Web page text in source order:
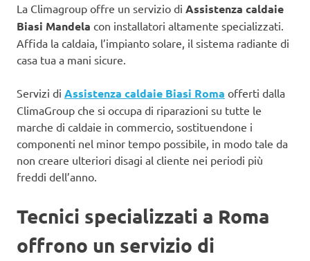
La Climagroup offre un servizio di Assistenza caldaie
Biasi Mandela con installatori altamente specializzati.
Affida la caldaia, l’impianto solare, il sistema radiante di
casa tua a mani sicure.
Servizi di Assistenza caldaie Biasi Roma offerti dalla
ClimaGroup che si occupa di riparazioni su tutte le
marche di caldaie in commercio, sostituendone i
componenti nel minor tempo possibile, in modo tale da
non creare ulteriori disagi al cliente nei periodi più
freddi dell’anno.
Tecnici specializzati a Roma
offrono un servizio di